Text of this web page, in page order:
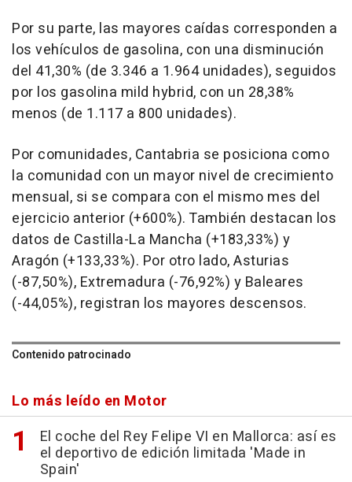
Por su parte, las mayores caídas corresponden a
los vehículos de gasolina, con una disminución
del 41,30% (de 3.346 a 1.964 unidades), seguidos
por los gasolina mild hybrid, con un 28,38%
menos (de 1.117 a 800 unidades).
Por comunidades, Cantabria se posiciona como
la comunidad con un mayor nivel de crecimiento
mensual, si se compara con el mismo mes del
ejercicio anterior (+600%). También destacan los
datos de Castilla-La Mancha (+183,33%) y
Aragón (+133,33%). Por otro lado, Asturias
(-87,50%), Extremadura (-76,92%) y Baleares
(-44,05%), registran los mayores descensos.
Contenido patrocinado
Lo más leído en Motor
El coche del Rey Felipe VI en Mallorca: así es
el deportivo de edición limitada 'Made in
Spain'